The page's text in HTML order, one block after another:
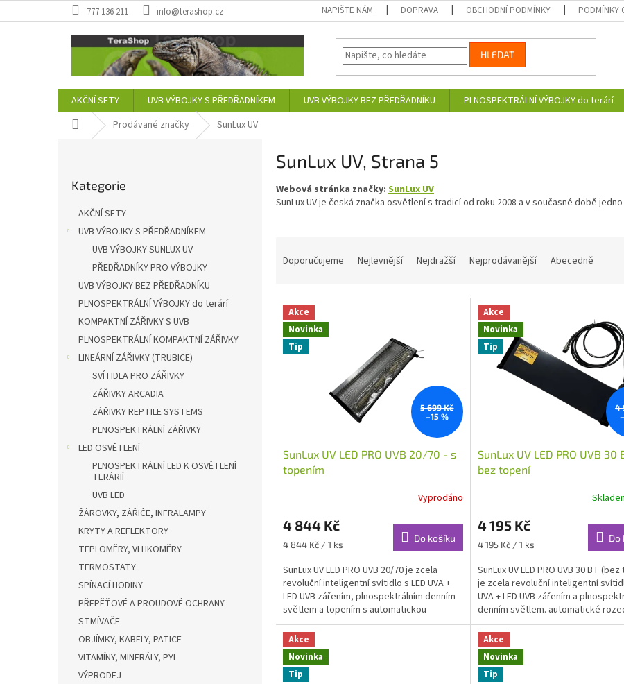
na
777 136 211 info@terashop.cz NAPIŠTE NÁM DOPRAVA OBCHODNÍ PODMÍNKY PODMÍNKY
HLEDAT
AKČNÍ SETY UVB VÝBOJKY S PŘEDŘADNÍKEM UVB VÝBOJKY BEZ PŘEDŘADNÍKU PLNOSPEKTRÁLNÍ VÝBOJKY do terárí
Domů Prodávané značky SunLux UV
kategorie
Kategorie
AKČNÍ SETY
UVB VÝBOJKY S PŘEDŘADNÍKEM
UVB VÝBOJKY SUNLUX UV
PŘEDŘADNÍKY PRO VÝBOJKY
UVB VÝBOJKY BEZ PŘEDŘADNÍKU
PLNOSPEKTRÁLNÍ VÝBOJKY do terárí
KOMPAKTNÍ ZÁŘIVKY S UVB
PLNOSPEKTRÁLNÍ KOMPAKTNÍ ZÁŘIVKY
LINEÁRNÍ ZÁŘIVKY (TRUBICE)
SVÍTIDLA PRO ZÁŘIVKY
ZÁŘIVKY ARCADIA
ZÁŘIVKY REPTILE SYSTEMS
PLNOSPEKTRÁLNÍ ZÁŘIVKY
LED OSVĚTLENÍ
PLNOSPEKTRÁLNÍ LED K OSVĚTLENÍ
TERÁRIÍ
UVB LED
ŽÁROVKY, ZÁŘIČE, INFRALAMPY
KRYTY A REFLEKTORY
TEPLOMĚRY, VLHKOMĚRY
TERMOSTATY
SPÍNACÍ HODINY
PŘEPĚŤOVÉ A PROUDOVÉ OCHRANY
STMÍVAČE
OBJÍMKY, KABELY, PATICE
VITAMÍNY, MINERÁLY, PYL
VÝPRODEJ
SunLux UV, Strana 5
Webová stránka značky: SunLux UV
SunLux UV je česká značka osvětlení s tradicí od roku 2008 a v současné době
n
p
Doporučujeme Nejlevnější Nejdražší Nejprodávanější Abecedně
V
p
Akce
Novinka
Tip
5 699 Kč
–15 %
SunLux UV LED PRO UVB 20/70 - s
topením
Vyprodáno
4 844 Kč
Měrná
4 844 Kč / 1 ks
Do košíku
SunLux UV LED PRO UVB 20/70 je zcela
revoluční inteligentní svítidlo s LED UVA +
LED UVB zářením, plnospektrálním denním
světlem a topením s automatickou
regulací....
Akce
Novinka
Tip
4
SunLux UV LED PRO UVB 30
bez topení
4 195 Kč
Měrná
4 195 Kč / 1 ks
Do
SunLux UV LED PRO UVB 30 BT
je zcela revoluční inteligentní
UVA + LED UVB zářením a
denním světlem. automatické
a...
Akce
Novinka
Tip
Akce
Novinka
Tip